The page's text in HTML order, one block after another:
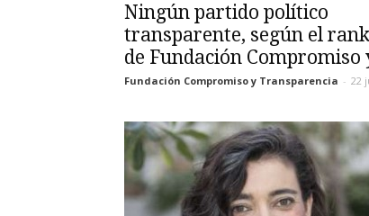
Ningún partido político
transparente, según el
de Fundación Compromiso
Fundación Compromiso y Transparencia - 22